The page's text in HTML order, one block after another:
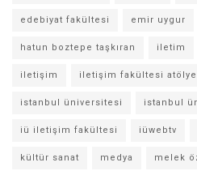
edebiyat fakültesi emir uygur
hatun boztepe taşkıran iletim
iletişim iletişim fakültesi
istanbul üniversitesi istanbul
iü iletişim fakültesi iüwebtv
kültür sanat medya melek